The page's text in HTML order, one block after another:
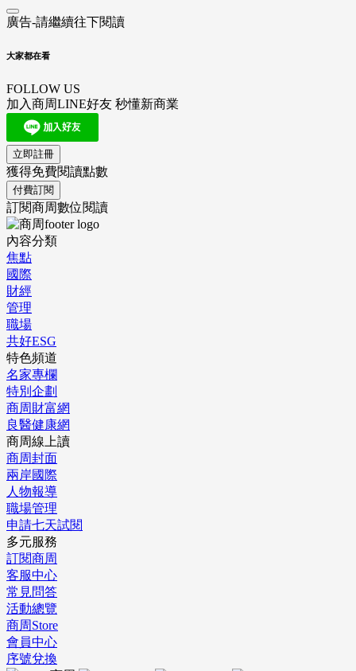
廣告-請繼續往下閱讀
大家都在看
FOLLOW US
加入商周LINE好友 秒懂新商業
立即註冊
獲得免費閱讀點數
付費訂閱
訂閱商周數位閱讀
內容分類
焦點
國際
財經
管理
職場
共好ESG
特色頻道
名家專欄
特別企劃
商周財富網
良醫健康網
商周線上讀
商周封面
兩岸國際
人物報導
職場管理
申請七天試閱
多元服務
訂閱商周
客服中心
常見問答
活動總覽
商周Store
會員中心
序號兌換